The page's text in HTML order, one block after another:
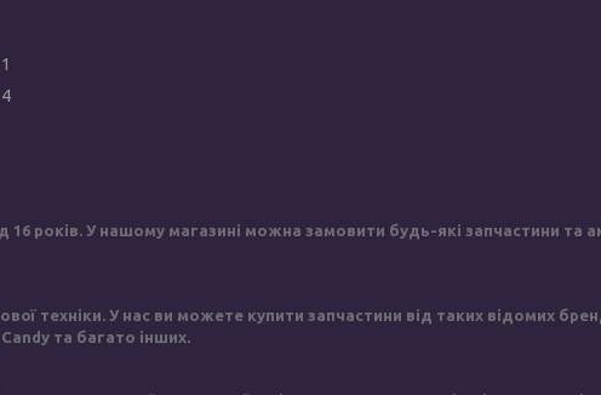
років. У нашому магазині можна замовити будь-які запчастини та
техніки. У нас ви можете купити запчастини від таких відомих
та багато інших.